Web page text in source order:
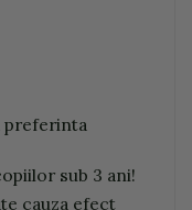
preferinta
sub 3 ani!
cauza efect